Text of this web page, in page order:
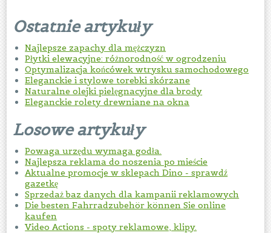
Ostatnie artykuły
Najlepsze zapachy dla mężczyzn
Płytki elewacyjne: różnorodność w ogrodzeniu
Optymalizacja końcówek wtrysku samochodowego
Eleganckie i stylowe torebki skórzane
Naturalne olejki pielęgnacyjne dla brody
Eleganckie rolety drewniane na okna
Losowe artykuły
Powaga urzędu wymaga godła.
Najlepsza reklama do noszenia po mieście
Aktualne promocje w sklepach Dino - sprawdź
gazetkę
Sprzedaż baz danych dla kampanii reklamowych
Die besten Fahrradzubehör können Sie online
kaufen
Video Actions - spoty reklamowe, klipy.